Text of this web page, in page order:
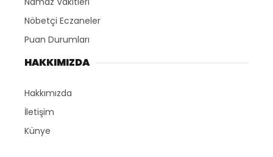
Nöbetçi Eczaneler
Puan Durumları
HAKKIMIZDA
Hakkımızda
İletişim
Künye